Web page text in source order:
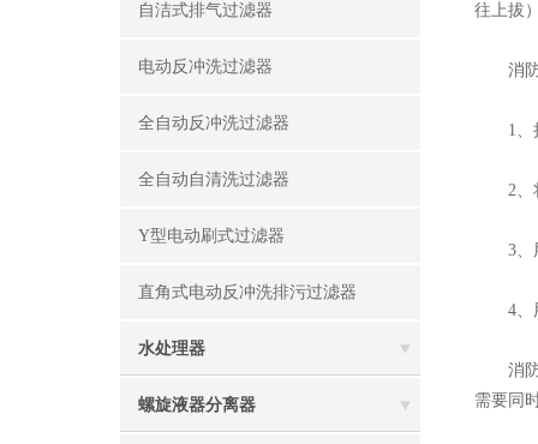
自洁式排气过滤器
电动反冲洗过滤器
全自动反冲洗过滤器
全自动自清洗过滤器
Y型电动刷式过滤器
直角式电动反冲洗排污过滤器
水处理器
螺旋液器分离器
往上拔
消防
1、把
2、将
3、用
4、用
消防
需要同